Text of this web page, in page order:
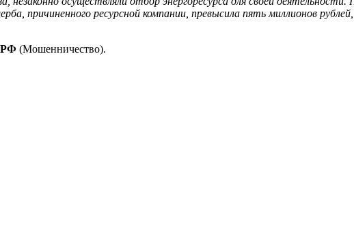
причиненного ресурсной компании, превысила пять миллионов
РФ (Мошенничество).